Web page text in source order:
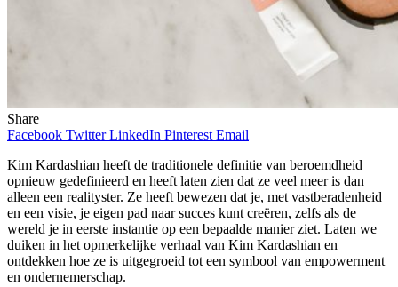
Share
Facebook Twitter LinkedIn Pinterest Email
Kim Kardashian heeft de traditionele definitie van beroemdheid
opnieuw gedefinieerd en heeft laten zien dat ze veel meer is dan
alleen een realityster. Ze heeft bewezen dat je, met vastberadenheid
en een visie, je eigen pad naar succes kunt creëren, zelfs als de
wereld je in eerste instantie op een bepaalde manier ziet. Laten we
duiken in het opmerkelijke verhaal van Kim Kardashian en
ontdekken hoe ze is uitgegroeid tot een symbool van empowerment
en ondernemerschap.